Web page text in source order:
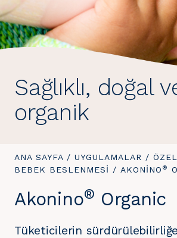
Sağlıklı, doğal
organik
BURADASINIZ:
ANA SAYFA / UYGULAMALAR /
BEBEK BESLENMESI / AKONINO ®
Akonino® Organic
Tüketicilerin